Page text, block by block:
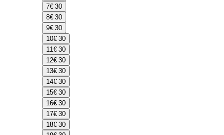
7€ 30
8€ 30
9€ 30
10€ 30
11€ 30
12€ 30
13€ 30
14€ 30
15€ 30
16€ 30
17€ 30
18€ 30